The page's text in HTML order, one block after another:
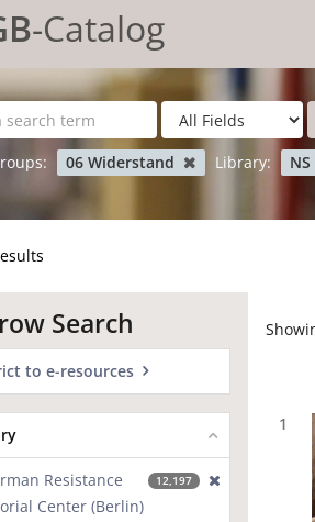
for search ''
-Catalog
06 Widerstand Library:
1
Search
to e-resources
Resistance
Center (Berlin)
12,197